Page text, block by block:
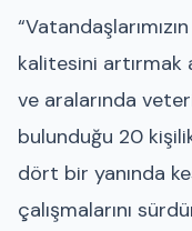
kalitesini artırmak
ve aralarında
bulunduğu 20
dört bir yanında
çalışmalarını